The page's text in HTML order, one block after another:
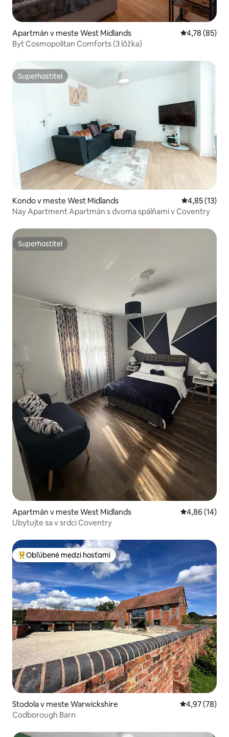
Apartmán v meste West Midlands Priemerné
4,78 (85)
Byt Cosmopolitan Comforts (3 lôžka)
Superhostiteľ
Superhostiteľ
Kondo v meste West Midlands Priemerné
4,85 (13)
Nay Apartment Apartmán s dvoma spálňami v Coventry
Superhostiteľ
Superhostiteľ
Apartmán v meste West Midlands Priemerné
4,86 (14)
Ubytujte sa v srdci Coventry
Najobľúbenejšie medzi hosťami
Obľúbené medzi hosťami
Stodola v meste Warwickshire Priemerné
4,97 (78)
Codborough Barn